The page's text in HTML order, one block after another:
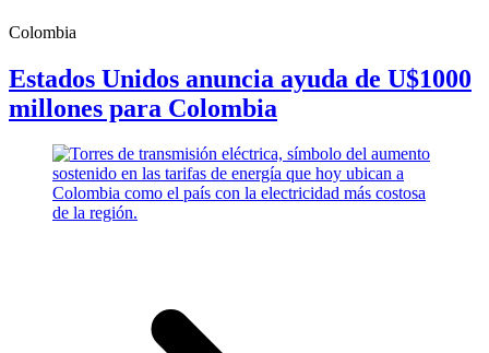
Colombia
Estados Unidos anuncia ayuda de U$1000
millones para Colombia